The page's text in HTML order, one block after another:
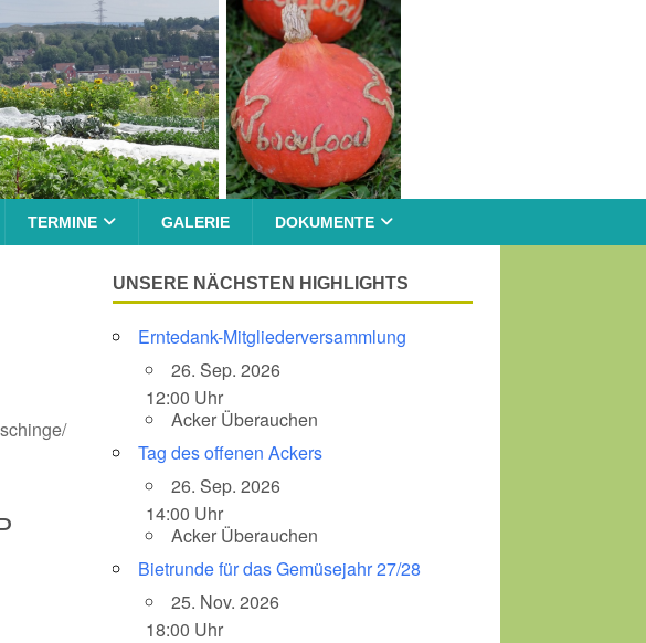
TERMINE GALERIE DOKUMENTE
Office 365
UNSERE NÄCHSTEN HIGHLIGHTS
Erntedank-Mitgliederversammlung
26. Sep. 2026
12:00 Uhr
Acker Überauchen
Tag des offenen Ackers
26. Sep. 2026
14:00 Uhr
Acker Überauchen
Bietrunde für das Gemüsejahr 27/28
25. Nov. 2026
18:00 Uhr